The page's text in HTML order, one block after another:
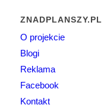
ZNADPLANSZY.PL
O projekcie
Blogi
Reklama
Facebook
Kontakt